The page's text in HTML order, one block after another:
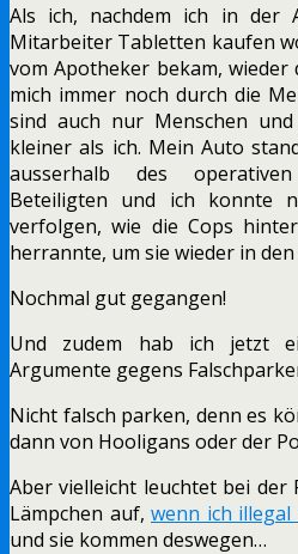
Als ich, nachdem ich in der
Mitarbeiter Tabletten kaufen
vom Apotheker bekam, wieder
mich immer noch durch die
sind auch nur Menschen
kleiner als ich. Mein Auto
ausserhalb des
Beteiligten und ich konnte
verfolgen, wie die Cops
herrannte, um sie wieder in
Nochmal gut gegangen!
Und zudem hab ich jetzt
Argumente gegens
Nicht falsch parken, denn es
dann von Hooligans oder der
Aber vielleicht leuchtet bei der
Lämpchen auf, wenn ich
und sie kommen deswegen…